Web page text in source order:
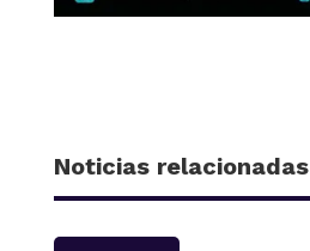
Noticias relacionadas